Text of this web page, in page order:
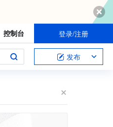
控制台 登录/注册
发布